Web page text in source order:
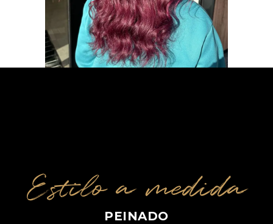
Estilo a medida
PEINADO